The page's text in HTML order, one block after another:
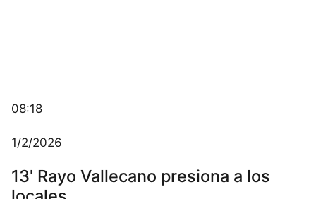
las cookies de acuerdo con nuestra Política de
08:18
1/2/2026
13' Rayo Vallecano presiona a los